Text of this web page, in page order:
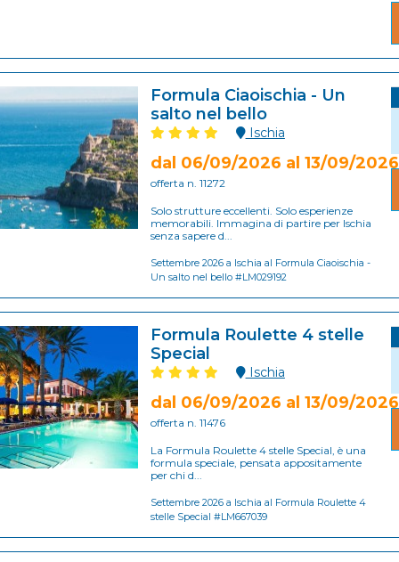
Formula Ciaoischia - Un
salto nel bello
Ischia
dal 06/09/2026 al 13/09/2026
offerta n. 11272
Solo strutture eccellenti. Solo esperienze
memorabili. Immagina di partire per Ischia
senza sapere d...
Settembre 2026 a Ischia al Formula Ciaoischia -
Un salto nel bello #LM029192
Formula Roulette 4 stelle
Special
Ischia
dal 06/09/2026 al 13/09/2026
offerta n. 11476
La Formula Roulette 4 stelle Special, è una
formula speciale, pensata appositamente
per chi d...
Settembre 2026 a Ischia al Formula Roulette 4
stelle Special #LM667039